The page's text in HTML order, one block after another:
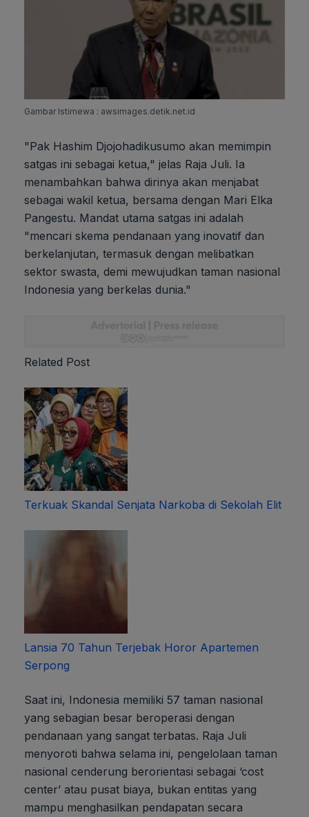
Gambar Istimewa : awsimages.detik.net.id
"Pak Hashim Djojohadikusumo akan memimpin
satgas ini sebagai ketua," jelas Raja Juli. Ia
menambahkan bahwa dirinya akan menjabat
sebagai wakil ketua, bersama dengan Mari Elka
Pangestu. Mandat utama satgas ini adalah
"mencari skema pendanaan yang inovatif dan
berkelanjutan, termasuk dengan melibatkan
sektor swasta, demi mewujudkan taman nasional
Indonesia yang berkelas dunia."
Related Post
Terkuak Skandal Senjata Narkoba di Sekolah Elit
Lansia 70 Tahun Terjebak Horor Apartemen
Serpong
Saat ini, Indonesia memiliki 57 taman nasional
yang sebagian besar beroperasi dengan
pendanaan yang sangat terbatas. Raja Juli
menyoroti bahwa selama ini, pengelolaan taman
nasional cenderung berorientasi sebagai ‘cost
center’ atau pusat biaya, bukan entitas yang
mampu menghasilkan pendapatan secara